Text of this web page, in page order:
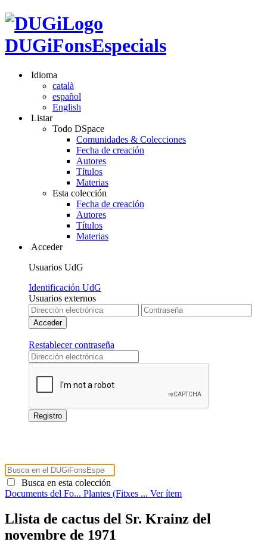
DUGiFonsEspecials
Idioma
català
español
English
Listar
Todo DSpace
Comunidades & Colecciones
Fecha de creación
Autores
Títulos
Materias
Esta colección
Fecha de creación
Autores
Títulos
Materias
Acceder
Usuarios UdG
Identificación UdG
Usuarios externos
Restablecer contraseña
Busca en esta colección
Documents del Fo... Plantes (Fitxes ... Ver ítem
Llista de cactus del Sr. Krainz del
novembre de 1971